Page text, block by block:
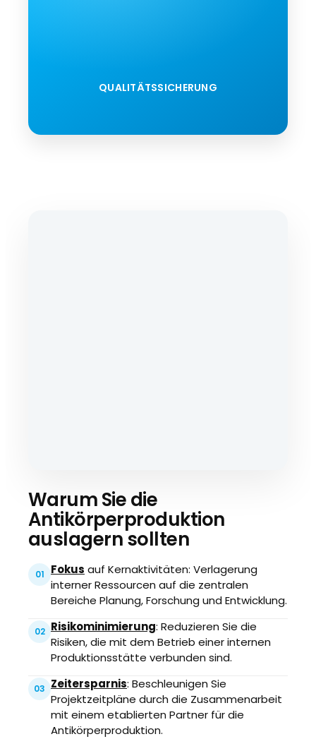
QUALITÄTSSICHERUNG
Warum Sie die
Antikörperproduktion
auslagern sollten
01 Fokus auf Kernaktivitäten: Verlagerung
interner Ressourcen auf die zentralen
Bereiche Planung, Forschung und Entwicklung.
02 Risikominimierung: Reduzieren Sie die
Risiken, die mit dem Betrieb einer internen
Produktionsstätte verbunden sind.
03 Zeitersparnis: Beschleunigen Sie
Projektzeitpläne durch die Zusammenarbeit
mit einem etablierten Partner für die
Antikörperproduktion.